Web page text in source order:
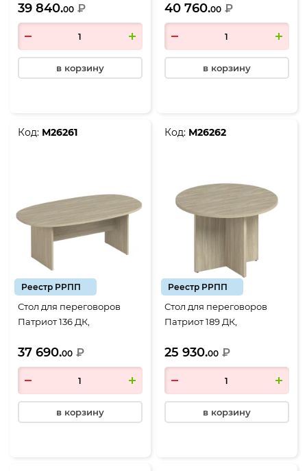
скандинавский
39 840.00 ₽
в корзину
скандинавский
40 760.00 ₽
в корзину
Код: М26261
Реестр РРПП
Стол для переговоров
Патриот 136 ДК,
скандинавский
37 690.00 ₽
в корзину
Код: М26262
Реестр РРПП
Стол для переговоров
Патриот 189 ДК,
скандинавский
25 930.00 ₽
в корзину